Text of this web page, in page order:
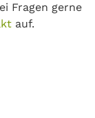
Fragen gerne
auf.